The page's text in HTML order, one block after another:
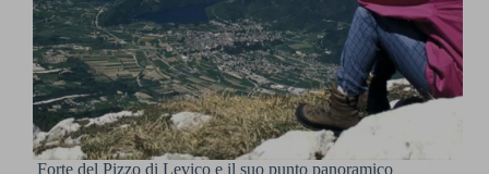
Forte del Pizzo di Levico e il suo punto panoramico